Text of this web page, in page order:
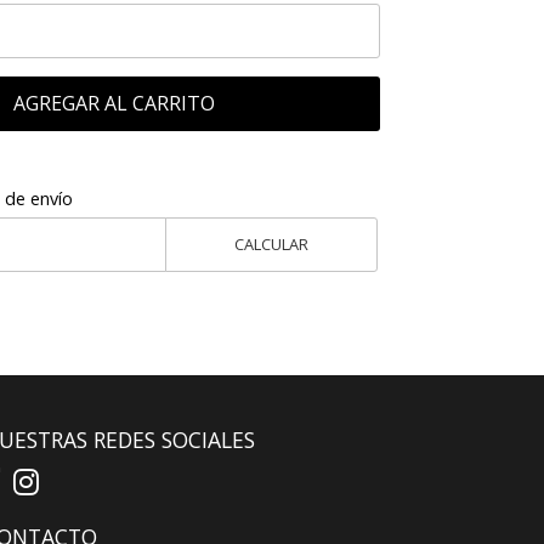
AGREGAR AL CARRITO
envío
CALCULAR
REDES SOCIALES